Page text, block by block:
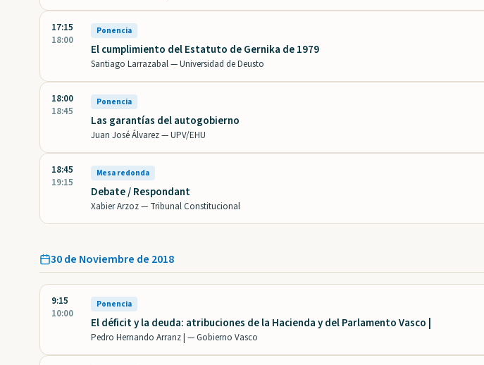
17:15
18:00
Ponencia
El cumplimiento del Estatuto de Gernika de 1979
Santiago Larrazabal —Universidad de Deusto
18:00
18:45
Ponencia
Las garantías del autogobierno
Juan José Álvarez —UPV/EHU
18:45
19:15
Mesa redonda
Debate / Respondant
Xabier Arzoz — Tribunal Constitucional
30 de Noviembre de 2018
9:15
10:00
Ponencia
El déficit y la deuda: atribuciones de la Hacienda y del Parlamento Vasco |
Pedro Hernando Arranz | —Gobierno Vasco